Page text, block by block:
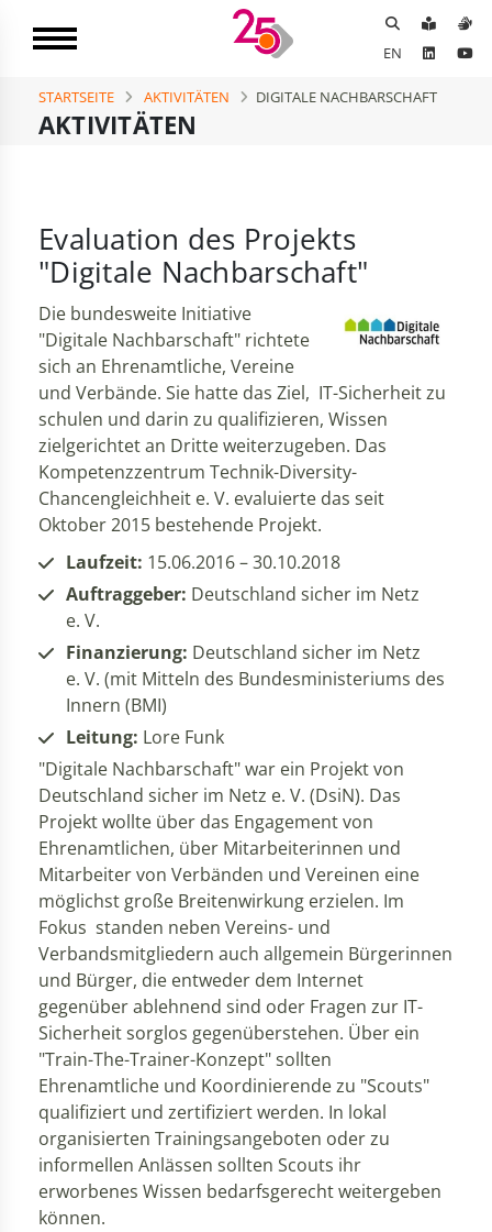
EN
AKTIVITÄTEN
STARTSEITE AKTIVITÄTEN DIGITALE NACHBARSCHAFT
Evaluation des Projekts
"Digitale Nachbarschaft"
Die bundesweite Initiative
"Digitale Nachbarschaft" richtete
sich an Ehrenamtliche, Vereine
und Verbände. Sie hatte das Ziel, IT-Sicherheit zu
schulen und darin zu qualifizieren, Wissen
zielgerichtet an Dritte weiterzugeben. Das
Kompetenzzentrum Technik-Diversity-
Chancengleichheit e. V. evaluierte das seit
Oktober 2015 bestehende Projekt.
Laufzeit: 15.06.2016 – 30.10.2018
Auftraggeber: Deutschland sicher im Netz
e. V.
Finanzierung: Deutschland sicher im Netz
e. V. (mit Mitteln des Bundesministeriums des
Innern (BMI)
Leitung: Lore Funk
"Digitale Nachbarschaft" war ein Projekt von
Deutschland sicher im Netz e. V. (DsiN). Das
Projekt wollte über das Engagement von
Ehrenamtlichen, über Mitarbeiterinnen und
Mitarbeiter von Verbänden und Vereinen eine
möglichst große Breitenwirkung erzielen. Im
Fokus standen neben Vereins- und
Verbandsmitgliedern auch allgemein Bürgerinnen
und Bürger, die entweder dem Internet
gegenüber ablehnend sind oder Fragen zur IT-
Sicherheit sorglos gegenüberstehen. Über ein
"Train-The-Trainer-Konzept" sollten
Ehrenamtliche und Koordinierende zu "Scouts"
qualifiziert und zertifiziert werden. In lokal
organisierten Trainingsangeboten oder zu
informellen Anlässen sollten Scouts ihr
erworbenes Wissen bedarfsgerecht weitergeben
können.